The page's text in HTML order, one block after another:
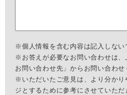
※個人情報を含む内容は記入しない
※お答えが必要なお問い合わせは、
お問い合わせ先」からお問い合わせ
※いただいたご意見は、より分かり
ジとするために参考にさせていた